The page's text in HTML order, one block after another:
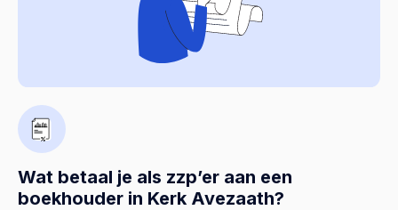
Wat betaal je als zzp’er aan een
boekhouder in Kerk Avezaath?